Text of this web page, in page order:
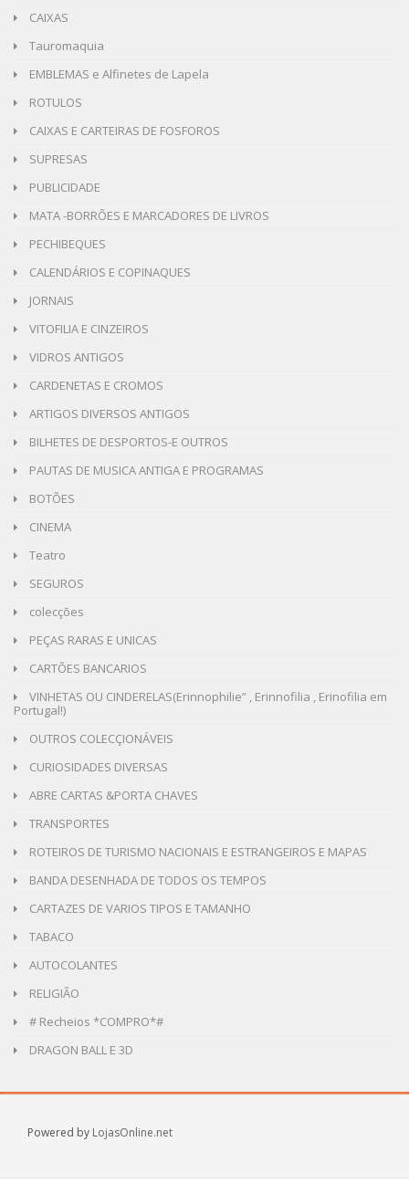
CAIXAS
Tauromaquia
EMBLEMAS e Alfinetes de Lapela
ROTULOS
CAIXAS E CARTEIRAS DE FOSFOROS
SUPRESAS
PUBLICIDADE
MATA -BORRÕES E MARCADORES DE LIVROS
PECHIBEQUES
CALENDÁRIOS E COPINAQUES
JORNAIS
VITOFILIA E CINZEIROS
VIDROS ANTIGOS
CARDENETAS E CROMOS
ARTIGOS DIVERSOS ANTIGOS
BILHETES DE DESPORTOS-E OUTROS
PAUTAS DE MUSICA ANTIGA E PROGRAMAS
BOTÕES
CINEMA
Teatro
SEGUROS
colecções
PEÇAS RARAS E UNICAS
CARTÕES BANCARIOS
VINHETAS OU CINDERELAS(Erinnophilie” , Erinnofilia , Erinofilia em
Portugal!)
OUTROS COLECÇIONÁVEIS
CURIOSIDADES DIVERSAS
ABRE CARTAS &PORTA CHAVES
TRANSPORTES
ROTEIROS DE TURISMO NACIONAIS E ESTRANGEIROS E MAPAS
BANDA DESENHADA DE TODOS OS TEMPOS
CARTAZES DE VARIOS TIPOS E TAMANHO
TABACO
AUTOCOLANTES
RELIGIÃO
# Recheios *COMPRO*#
DRAGON BALL E 3D
Powered by LojasOnline.net